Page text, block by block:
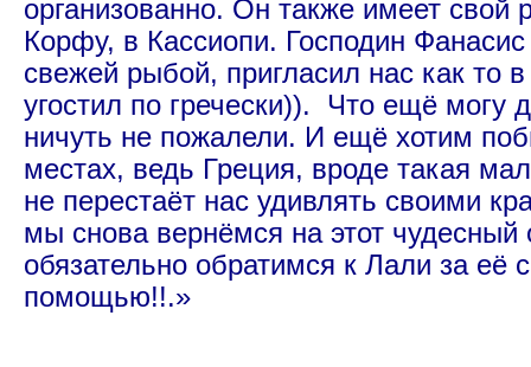
организованно. Он также имеет свой
Корфу, в Кассиопи. Господин
свежей рыбой, пригласил нас как то
угостил по гречески)). Что ещё могу
ничуть не пожалели. И ещё хотим
местах, ведь Греция, вроде такая
не перестаёт нас удивлять своими
мы снова вернёмся на этот чудесный
обязательно обратимся к Лали за её
помощью!!.»